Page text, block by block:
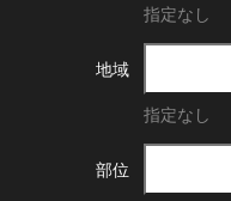
指定なし
地域
指定なし
部位